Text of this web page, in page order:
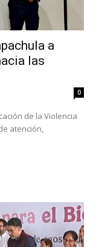
a
las
0
de la Violencia
atención,